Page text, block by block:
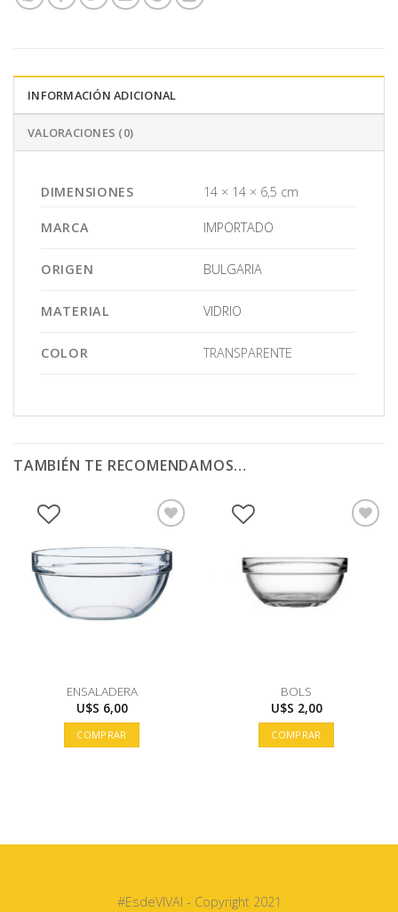
INFORMACIÓN ADICIONAL
VALORACIONES (0)
DIMENSIONES 14 × 14 × 6,5 cm
MARCA IMPORTADO
ORIGEN BULGARIA
MATERIAL VIDRIO
COLOR TRANSPARENTE
TAMBIÉN TE RECOMENDAMOS…
ENSALADERA
U$S 6,00
COMPRAR
BOLS
U$S 2,00
COMPRAR
#EsdeVIVAI - Copyright 2021